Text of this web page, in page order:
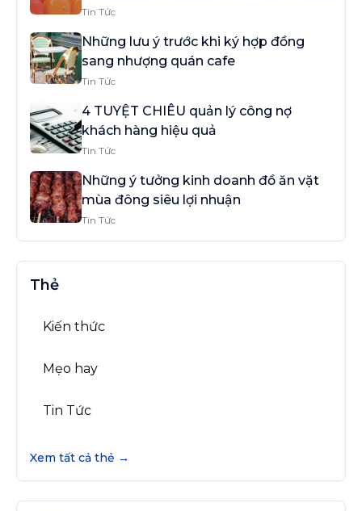
Tin Tức
Những lưu ý trước khi ký hợp đồng
sang nhượng quán cafe
Tin Tức
4 TUYỆT CHIÊU quản lý công nợ
khách hàng hiệu quả
Tin Tức
Những ý tưởng kinh doanh đồ ăn vặt
mùa đông siêu lợi nhuận
Tin Tức
Thẻ
Kiến thức
Mẹo hay
Tin Tức
Xem tất cả thẻ →